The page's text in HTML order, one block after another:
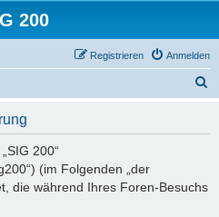
200
Anmelden
Registrieren
200“
(im Folgenden „der
die während Ihres Foren-Besuchs